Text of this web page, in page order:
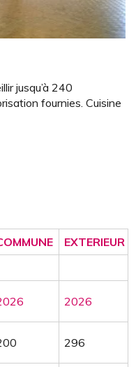
jusqu’à 240
fournies. Cuisine
EXTERIEUR
2026
296